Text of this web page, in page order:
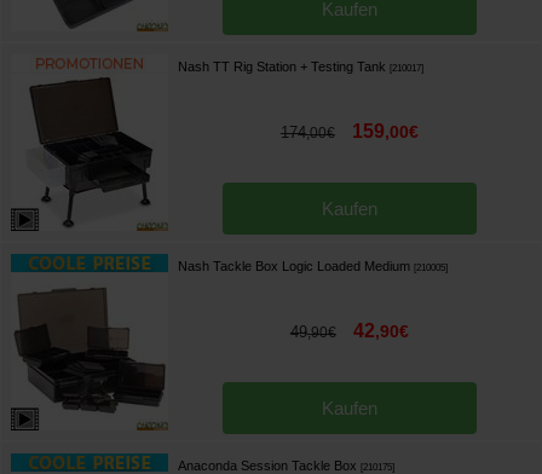
Kaufen
Nash TT Rig Station + Testing Tank [210017]
174,00€ 159,00€
Kaufen
Nash Tackle Box Logic Loaded Medium [210005]
49,90€ 42,90€
Kaufen
Anaconda Session Tackle Box [210175]